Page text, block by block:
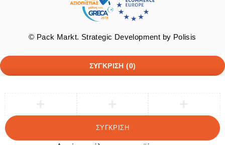
© Pack Markt. Strategic Development by Polisis
ΣΎΓΚΡΙΣΗ (0)
ΣΎΓΚΡΙΣΗ